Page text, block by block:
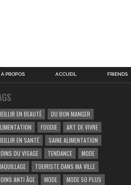
À PROPOS ACCUEIL FRIENDS
EN BEAUTÉ
DU BON MANGER
FOODIE
ART DE VIVRE
EN SANTÉ
SAINE ALIMENTATION
DU VISAGE
TENDANCE
MODE
TOURISTE DANS MA VILLE
ANTI ÂGE
MODE MODE 50 PLUS